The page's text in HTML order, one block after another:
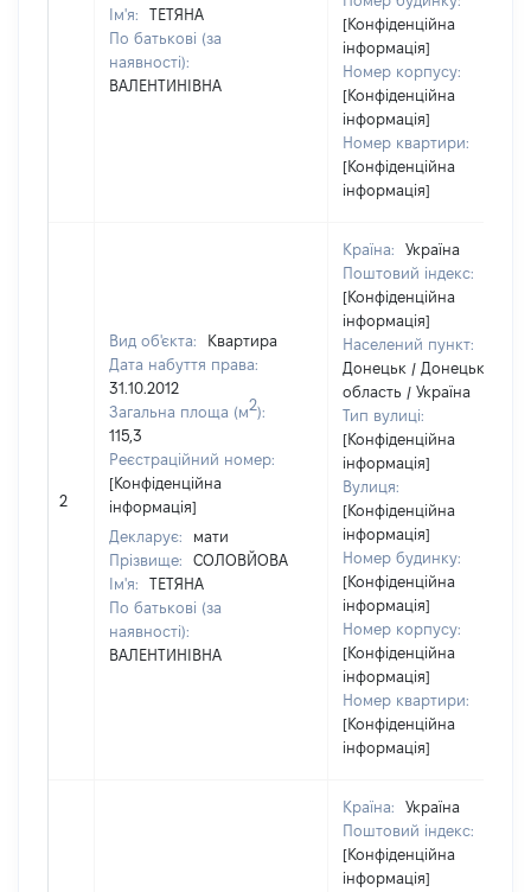
Ім'я:
ТЕТЯНА
По батькові (за
наявності):
ВАЛЕНТИНІВНА
[Конфіденційна
інформація]
Номер корпусу:
[Конфіденційна
інформація]
Номер квартири:
[Конфіденційна
інформація]
2
Вид об'єкта:
Квартира
Дата набуття права:
31.10.2012
Загальна площа (м2):
115,3
Реєстраційний номер:
[Конфіденційна
інформація]
Декларує:
мати
Прізвище:
СОЛОВЙОВА
Ім'я:
ТЕТЯНА
По батькові (за
наявності):
ВАЛЕНТИНІВНА
Країна:
Україна
Поштовий індекс:
[Конфіденційна
інформація]
Населений пункт:
Донецьк / Донецька
область / Україна
Тип вулиці:
[Конфіденційна
інформація]
Вулиця:
[Конфіденційна
інформація]
Номер будинку:
[Конфіденційна
інформація]
Номер корпусу:
[Конфіденційна
інформація]
Номер квартири:
[Конфіденційна
інформація]
Країна:
Україна
Поштовий індекс:
[Конфіденційна
інформація]